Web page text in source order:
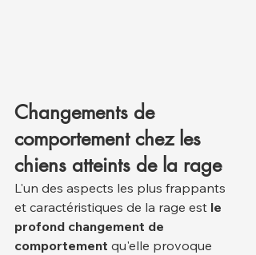
Changements de
comportement chez les
chiens atteints de la rage
L'un des aspects les plus frappants
et caractéristiques de la rage est le
profond changement de
comportement qu'elle provoque